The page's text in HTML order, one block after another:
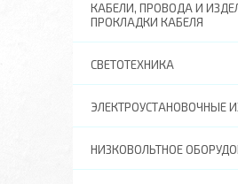
КАБЕЛИ, ПРОВОДА И
ПРОКЛАДКИ КАБЕЛЯ
СВЕТОТЕХНИКА
ЭЛЕКТРОУСТАНОВОЧНЫЕ
НИЗКОВОЛЬТНОЕ